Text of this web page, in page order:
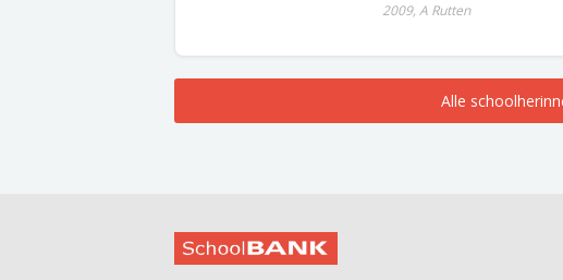
2009, A Rutten
Alle